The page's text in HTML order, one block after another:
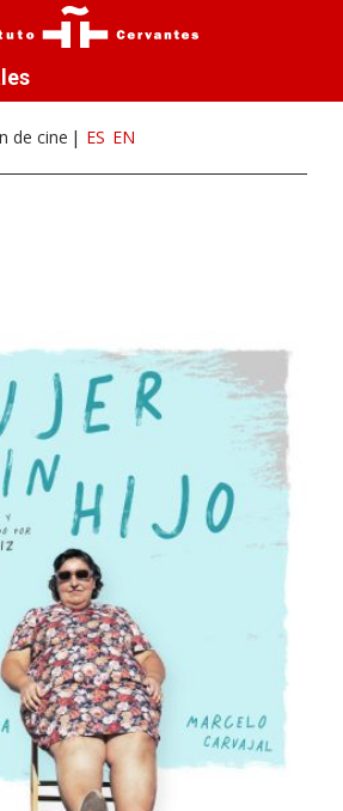
de cine ES EN